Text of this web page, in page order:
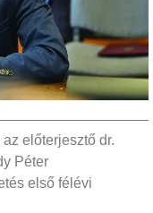
előterjesztő dr.
Péter
első félévi